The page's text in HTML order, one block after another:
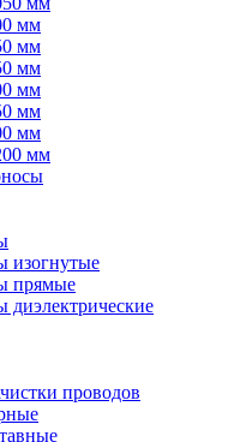
мм
мм
мм
мм
мм
мм
мм
изогнутые
прямые
диэлектрические
проводов